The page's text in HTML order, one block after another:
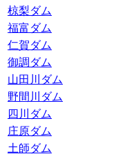
椋梨ダム
福富ダム
仁賀ダム
御調ダム
山田川ダム
野間川ダム
四川ダム
庄原ダム
土師ダム